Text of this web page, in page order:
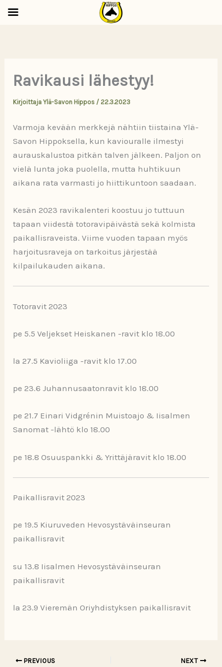
Ravikausi lähestyy!
KirjoittajaYlä-Savon Hippos / 22.3.2023
Varmoja kevään merkkejä nähtiin tiistaina Ylä-
Savon Hippoksella, kun kaviouralle ilmestyi
aurauskalustoa pitkän talven jälkeen. Paljon on
vielä lunta joka puolella, mutta huhtikuun
aikana rata varmasti jo hiittikuntoon saadaan.
Kesän 2023 ravikalenteri koostuu jo tuttuun
tapaan viidestä totoravipäivästä sekä kolmista
paikallisraveista. Viime vuoden tapaan myös
harjoitusraveja on tarkoitus järjestää
kilpailukauden aikana.
Totoravit 2023
pe 5.5 Veljekset Heiskanen -ravit klo 18.00
la 27.5 Kavioliiga -ravit klo 17.00
pe 23.6 Juhannusaatonravit klo 18.00
pe 21.7 Einari Vidgrénin Muistoajo & Iisalmen
Sanomat -lähtö klo 18.00
pe 18.8 Osuuspankki & Yrittäjäravit klo 18.00
Paikallisravit 2023
pe 19.5 Kiuruveden Hevosystäväinseuran
paikallisravit
su 13.8 Iisalmen Hevosystäväinseuran
paikallisravit
la 23.9 Vieremän Oriyhdistyksen paikallisravit
PREVIOUS NEXT